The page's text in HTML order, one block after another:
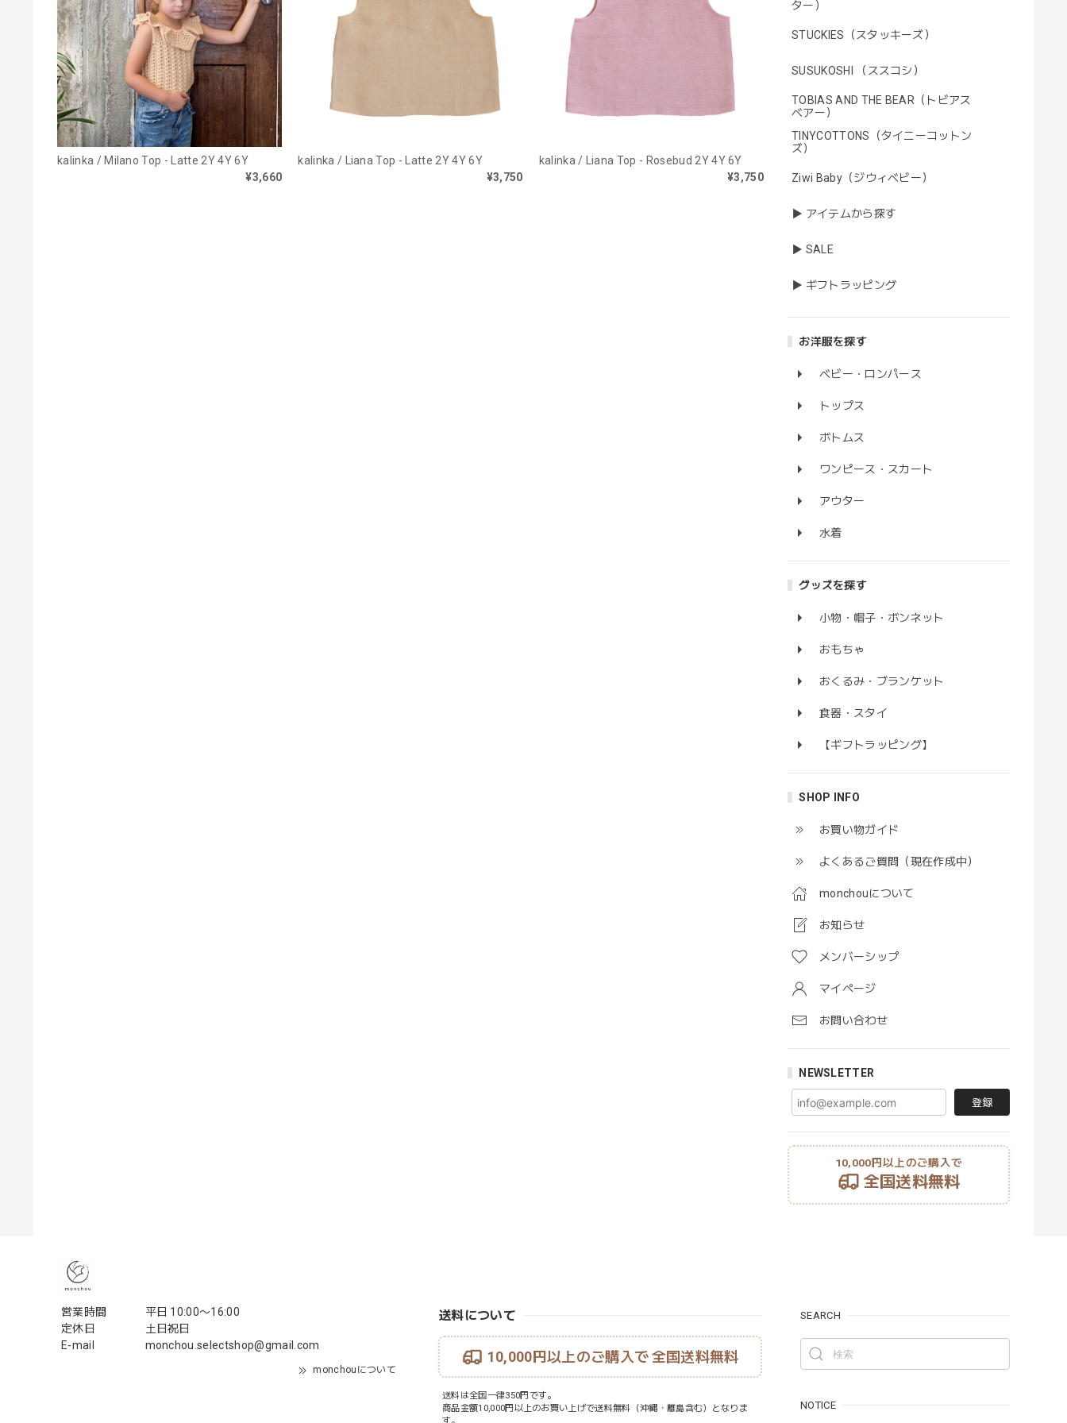
ター）
STUCKIES（スタッキーズ）
SUSUKOSHI （ススコシ）
TOBIAS AND THE BEAR（トビアス
ベアー）
TINYCOTTONS（タイニーコットン
ズ）
Ziwi Baby（ジウィベビー）
▶ アイテムから探す
▶ SALE
▶ ギフトラッピング
お洋服を探す
ベビー・ロンパース
トップス
ボトムス
ワンピース・スカート
アウター
水着
グッズを探す
小物・帽子・ボンネット
おもちゃ
おくるみ・ブランケット
食器・スタイ
【ギフトラッピング】
SHOP INFO
お買い物ガイド
よくあるご質問（現在作成中）
monchouについて
お知らせ
メンバーシップ
マイページ
お問い合わせ
NEWSLETTER
登録
10,000円以上のご購入で
全国送料無料
kalinka / Milano Top - Latte 2Y 4Y 6Y
¥3,660
kalinka / Liana Top - Latte 2Y 4Y 6Y
¥3,750
kalinka / Liana Top - Rosebud 2Y 4Y 6Y
¥3,750
営業時間
平日 10:00〜16:00
定休日
土日祝日
E-mail
monchou.selectshop@gmail.com
monchouについて
送料について
10,000円以上のご購入で全国送料無料
送料は全国一律350円です。
商品金額10,000円以上のお買い上げで送料無料（沖縄・離島含む）となりま
SEARCH
NOTICE